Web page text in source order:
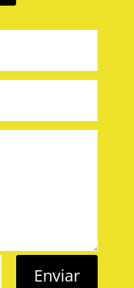
Enviar